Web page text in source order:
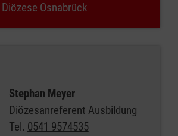
Diözese Osnabrück
Stephan Meyer
Diözesanreferent Ausbildung
Tel. 0541 9574535